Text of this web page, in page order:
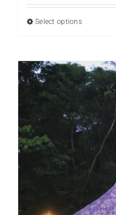
Select options